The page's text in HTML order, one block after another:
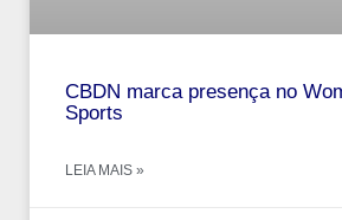
CBDN marca presença no
Sports
LEIA MAIS »